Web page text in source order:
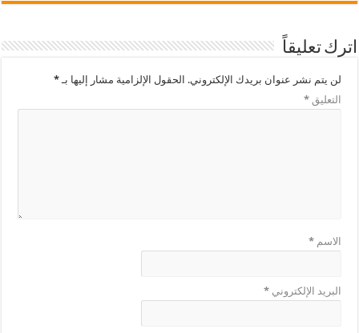
اترك تعليقاً
لن يتم نشر عنوان بريدك الإلكتروني. الحقول الإلزامية مشار إليها بـ*
التعليق*
الاسم*
البريد الإلكتروني*